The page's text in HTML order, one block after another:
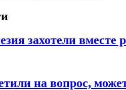
захотели вместе
на вопрос,